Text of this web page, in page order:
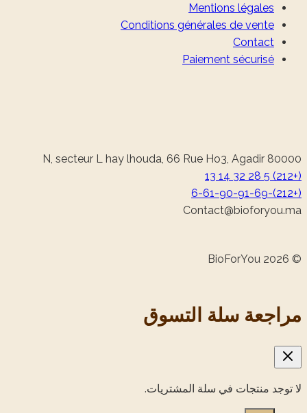
Mentions légales
Conditions générales de vente
Contact
Paiement sécurisé
N, secteur L hay lhouda, 66 Rue Ho3, Agadir 80000
(+212) 5 28 32 14 13
(+212)-6-61-90-91-69
am.uoyrofoib
@tcatnoC
© 2026 BioForYou
‏مراجعة سلة التسوق‏
لا توجد منتجات في سلة المشتريات.